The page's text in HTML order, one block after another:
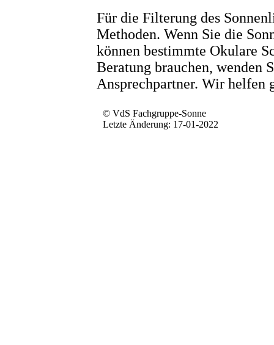
Für die Filterung des
Methoden. Wenn Sie die
können bestimmte Okulare
Beratung brauchen, wenden
Ansprechpartner. Wir helfen
© VdS Fachgruppe-Sonne
Letzte Änderung: 17-01-2022